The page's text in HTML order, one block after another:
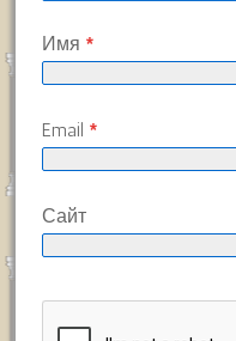
Имя *
Email *
Сайт